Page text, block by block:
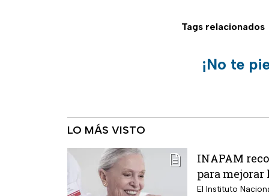
Tags relacionados
¡No te
LO MÁS VISTO
INAPAM
para
El Instituto